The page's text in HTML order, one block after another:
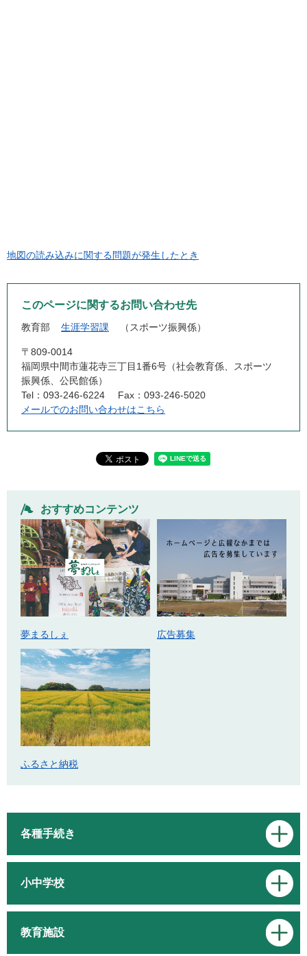
地図の読み込みに関する問題が発生したとき
このページに関するお問い合わせ先
教育部 生涯学習課 スポーツ振興係
〒809-0014
福岡県中間市蓮花寺三丁目1番6号（社会教育係、スポーツ
振興係、公民館係）
Tel：093-246-6224
Fax：093-246-5020
メールでのお問い合わせはこちら
おすすめコンテンツ
夢まるしぇ 広告募集
ふるさと納税
各種手続き
小中学校
教育施設